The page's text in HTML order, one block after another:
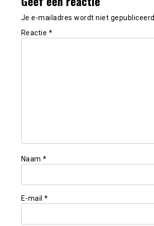
Je e-mailadres wordt niet gepubliceerd.
Reactie *
Naam *
E-mail *